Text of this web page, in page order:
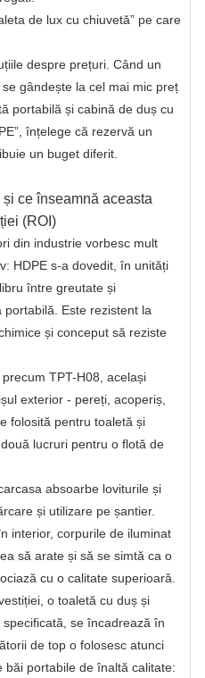
de lux cu chiuvetă” pe care
despre prețuri. Când un
gândește la cel mai mic preț
portabilă și cabină de duș cu
înțelege că rezervă un
un buget diferit.
ce înseamnă aceasta
(ROI)
din industrie vorbesc mult
HDPE s-a dovedit, în unități
între greutate și
Este rezistent la
și conceput să reziste
TPT-H08, același
exterior - pereți, acoperiș,
folosită pentru toaletă și
lucruri pentru o flotă de
absoarbe loviturile și
și utilizare pe șantier.
interior, corpurile de iluminat
să arate și să se simtă ca o
cu o calitate superioară.
o toaletă cu duș și
se încadrează în
de top o folosesc atunci
băi portabile de înaltă calitate: